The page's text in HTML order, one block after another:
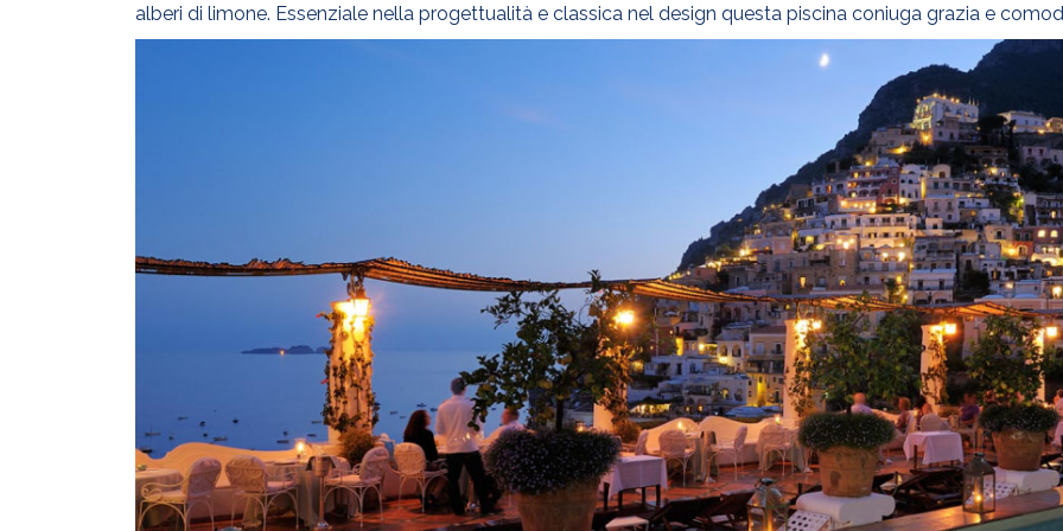
alberi di limone. Essenziale nella progettualità e classica nel design questa piscina coniuga grazia e